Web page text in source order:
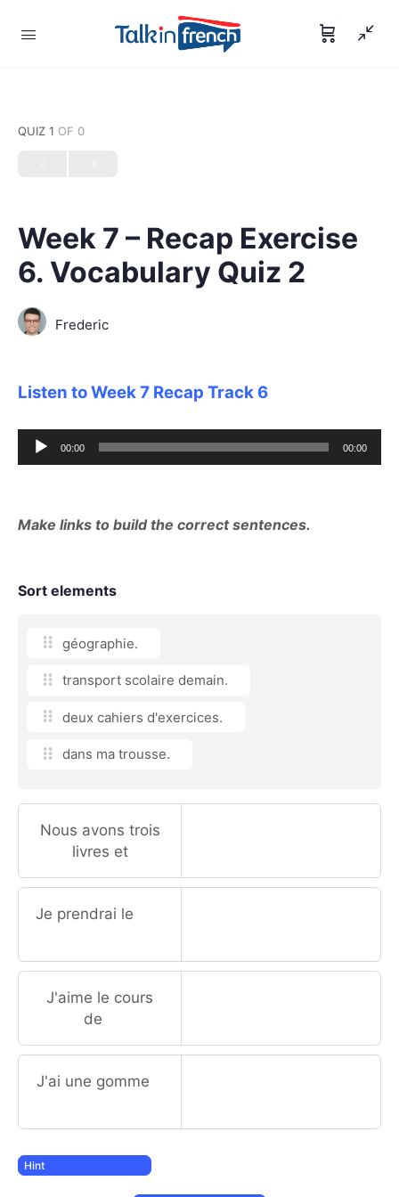
QUIZ 1 OF 0
Week 7 – Recap Exercise
6. Vocabulary Quiz 2
Frederic
Listen to Week 7 Recap Track 6
Audio
Player
00:00 00:00
Make links to build the correct sentences.
Sort elements
géographie.
transport scolaire demain.
deux cahiers d'exercices.
dans ma trousse.
Nous avons trois
livres et
Je prendrai le
J'aime le cours
de
J'ai une gomme